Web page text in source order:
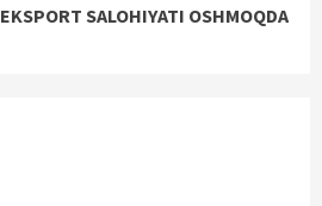
EKSPORT SALOHIYATI OSHMOQDA